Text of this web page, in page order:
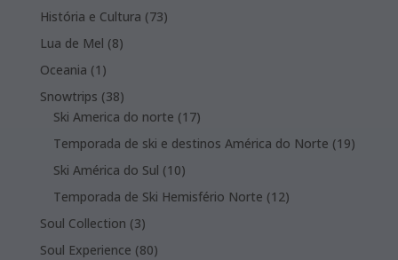
products
História e Cultura 7373
Lua de Mel 88
Oceania 1 1
product
Snowtrips 3838
products
Ski America do norte 1717
products
Temporada de ski e destinos América do Norte 1919
Ski América do Sul 1010
products
Temporada de Ski Hemisfério Norte 1212
Soul Collection 33
products
Soul Experience 8080